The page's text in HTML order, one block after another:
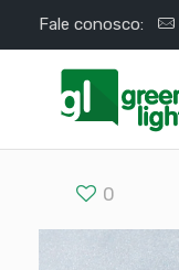
Fale conosco:
0